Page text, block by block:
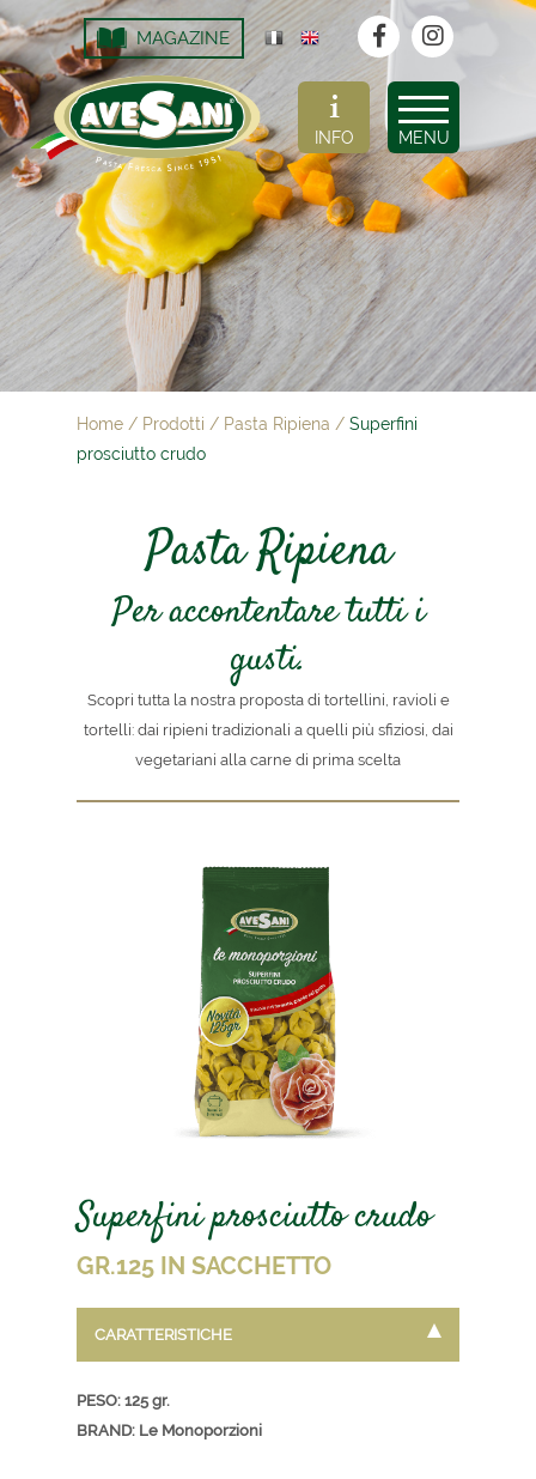
MENU
INFO
MAGAZINE
Home / Prodotti / Pasta Ripiena / Superfini
prosciutto crudo
Pasta Ripiena
Per accontentare tutti i
gusti.
Scopri tutta la nostra proposta di tortellini, ravioli e
tortelli: dai ripieni tradizionali a quelli più sfiziosi, dai
vegetariani alla carne di prima scelta
Superfini prosciutto crudo
GR.125 IN SACCHETTO
CARATTERISTICHE
PESO: 125 gr.
BRAND: Le Monoporzioni